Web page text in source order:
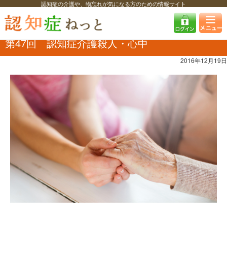
認知症の介護や、物忘れが気になる方のための情報サイト
認知症ねっと ユッキー先生の認知症コラム
第47回 認知症介護殺人・
心中
第47回 認知症介護殺人・心中
2016年12月19日